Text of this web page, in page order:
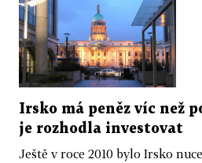
Irsko má peněz víc než
je rozhodla investovat
Ještě v roce 2010 bylo Irsko